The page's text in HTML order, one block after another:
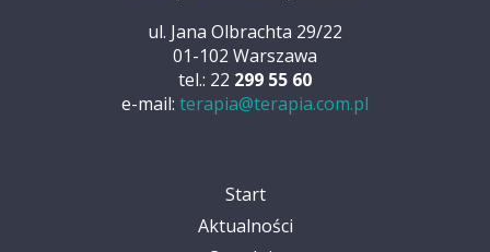
ul. Jana Olbrachta 29/22
01-102 Warszawa
tel.: 22 299 55 60
e-mail: terapia@terapia.com.pl
Start
Aktualności